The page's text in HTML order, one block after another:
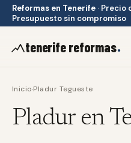
Reformas en Tenerife · Precio
Presupuesto sin compromiso
tenerife reformas.
Inicio·Pladur Tegueste
Pladur en